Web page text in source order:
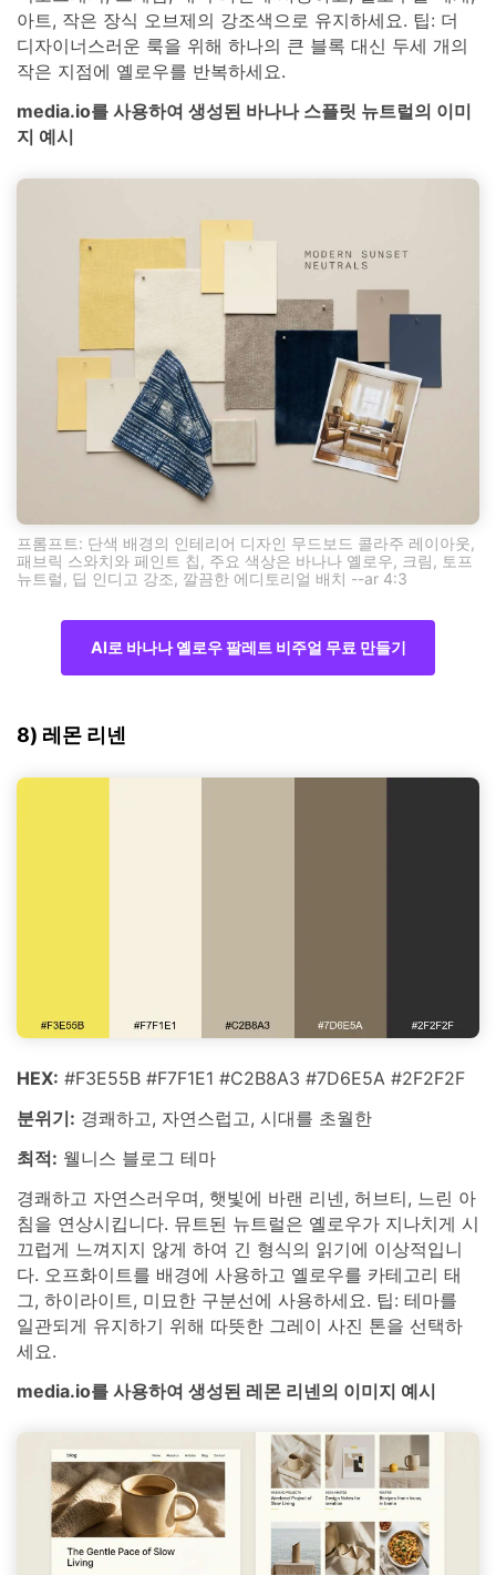
아트, 작은 장식 오브제의 강조색으로 유지하세요. 팁: 더
디자이너스러운 룩을 위해 하나의 큰 블록 대신 두세 개의
작은 지점에 옐로우를 반복하세요.
media.io를 사용하여 생성된 바나나 스플릿 뉴트럴의 이미
지 예시
프롬프트: 단색 배경의 인테리어 디자인 무드보드 콜라주 레이아웃,
패브릭 스와치와 페인트 칩, 주요 색상은 바나나 옐로우, 크림, 토프
뉴트럴, 딥 인디고 강조, 깔끔한 에디토리얼 배치 --ar 4:3
AI로 바나나 옐로우 팔레트 비주얼 무료 만들기
8) 레몬 리넨
HEX: #F3E55B #F7F1E1 #C2B8A3 #7D6E5A #2F2F2F
분위기: 경쾌하고, 자연스럽고, 시대를 초월한
최적: 웰니스 블로그 테마
경쾌하고 자연스러우며, 햇빛에 바랜 리넨, 허브티, 느린 아
침을 연상시킵니다. 뮤트된 뉴트럴은 옐로우가 지나치게 시
끄럽게 느껴지지 않게 하여 긴 형식의 읽기에 이상적입니
다. 오프화이트를 배경에 사용하고 옐로우를 카테고리 태
그, 하이라이트, 미묘한 구분선에 사용하세요. 팁: 테마를
일관되게 유지하기 위해 따뜻한 그레이 사진 톤을 선택하
세요.
media.io를 사용하여 생성된 레몬 리넨의 이미지 예시